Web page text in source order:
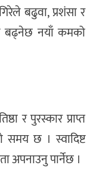
बढुवा, प्रशंसा र
बढ्नेछ नयाँ कमको
र पुरस्कार प्राप्त
समय छ । स्वादिष्ट
अपनाउनु पार्नेछ ।